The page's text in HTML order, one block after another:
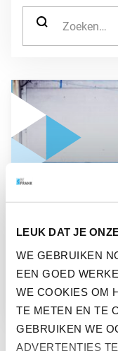
LEUK DAT JE
WE GEBRUIKEN
EEN GOED
WE COOKIES OM
TE METEN EN TE
GEBRUIKEN WE
ADVERTENTIES
ZOEK NAAR:
GA NAAR “RISICO’S
PENSIOEN